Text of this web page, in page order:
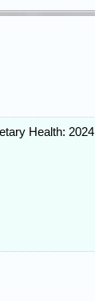
Health: